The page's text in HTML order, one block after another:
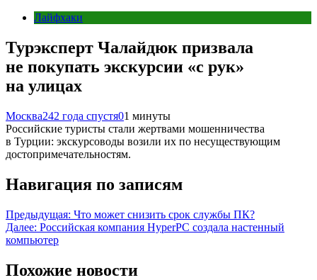
Лайфхаки
Турэксперт Чалайдюк призвала
не покупать экскурсии «с рук»
на улицах
Москва242 года спустя01 минуты
Российские туристы стали жертвами мошенничества
в Турции: экскурсоводы возили их по несуществующим
достопримечательностям.
Навигация по записям
Предыдущая: Что может снизить срок службы ПК?
Далее: Российская компания HyperPC создала настенный
компьютер
Похожие новости